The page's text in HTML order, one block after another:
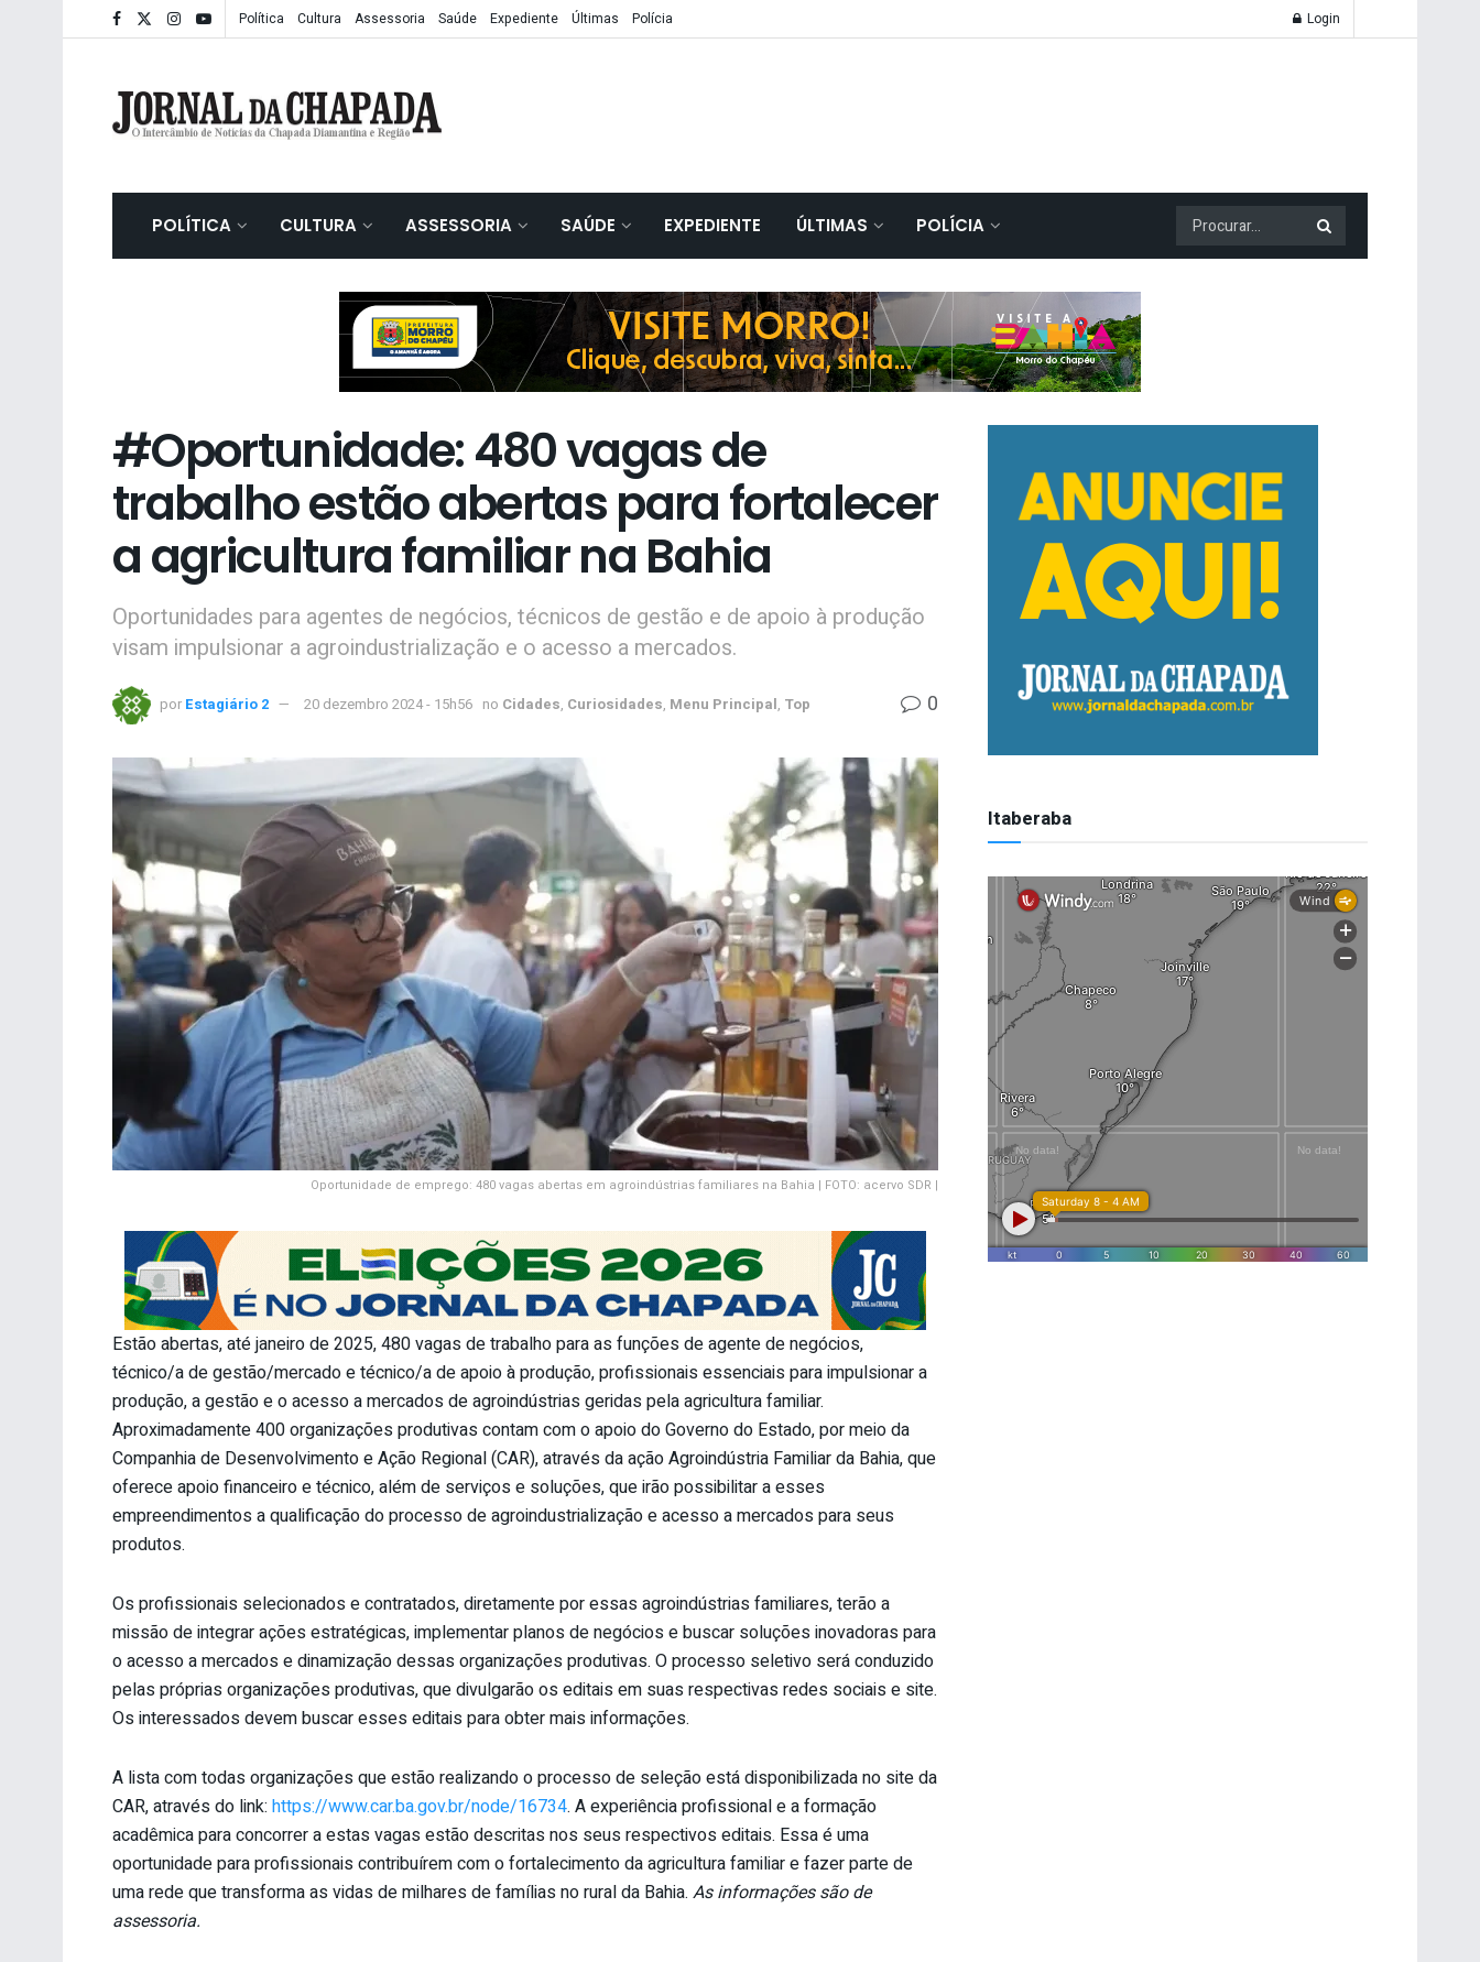
Política Cultura Assessoria Saúde Expediente Últimas Polícia Login
POLÍTICA CULTURA ASSESSORIA SAÚDE EXPEDIENTE ÚLTIMAS POLÍCIA
#Oportunidade: 480 vagas de
trabalho estão abertas para fortalecer
a agricultura familiar na Bahia
Oportunidades para agentes de negócios, técnicos de gestão e de apoio à produção
visam impulsionar a agroindustrialização e o acesso a mercados.
por Estagiário 2 20 dezembro 2024 - 15h56 no Cidades, Curiosidades, Menu Principal, Top 0
Oportunidade de emprego: 480 vagas abertas em agroindústrias familiares na Bahia | FOTO: acervo SDR |
Estão abertas, até janeiro de 2025, 480 vagas de trabalho para as funções de agente de negócios,
técnico/a de gestão/mercado e técnico/a de apoio à produção, profissionais essenciais para impulsionar a
produção, a gestão e o acesso a mercados de agroindústrias geridas pela agricultura familiar.
Aproximadamente 400 organizações produtivas contam com o apoio do Governo do Estado, por meio da
Companhia de Desenvolvimento e Ação Regional (CAR), através da ação Agroindústria Familiar da Bahia, que
oferece apoio financeiro e técnico, além de serviços e soluções, que irão possibilitar a esses
empreendimentos a qualificação do processo de agroindustrialização e acesso a mercados para seus
produtos.
Os profissionais selecionados e contratados, diretamente por essas agroindústrias familiares, terão a
missão de integrar ações estratégicas, implementar planos de negócios e buscar soluções inovadoras para
o acesso a mercados e dinamização dessas organizações produtivas. O processo seletivo será conduzido
pelas próprias organizações produtivas, que divulgarão os editais em suas respectivas redes sociais e site.
Os interessados devem buscar esses editais para obter mais informações.
A lista com todas organizações que estão realizando o processo de seleção está disponibilizada no site da
CAR, através do link: https://www.car.ba.gov.br/node/16734. A experiência profissional e a formação
acadêmica para concorrer a estas vagas estão descritas nos seus respectivos editais. Essa é uma
oportunidade para profissionais contribuírem com o fortalecimento da agricultura familiar e fazer parte de
uma rede que transforma as vidas de milhares de famílias no rural da Bahia. As informações são de
assessoria.
Itaberaba